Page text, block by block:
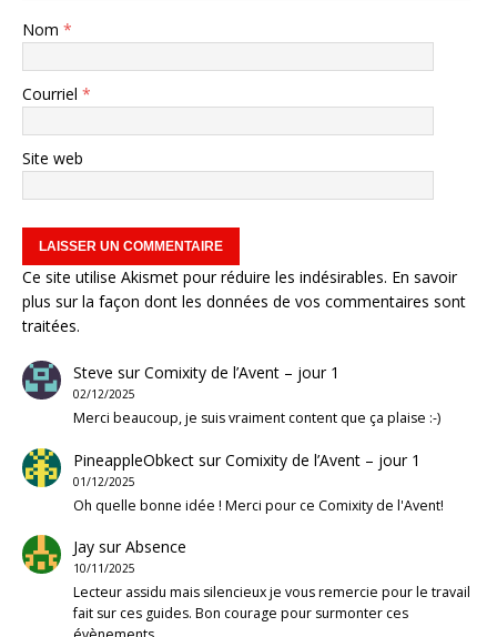
Nom *
Courriel *
Site web
Ce site utilise Akismet pour réduire les indésirables. En savoir
plus sur la façon dont les données de vos commentaires sont
traitées.
Steve surComixity de l’Avent – jour 1
02/12/2025
Merci beaucoup, je suis vraiment content que ça plaise :-)
PineappleObkectsurComixity de l’Avent – jour 1
01/12/2025
Oh quelle bonne idée ! Merci pour ce Comixity de l'Avent!
JaysurAbsence
10/11/2025
Lecteur assidu mais silencieux je vous remercie pour le travail
fait sur ces guides. Bon courage pour surmonter ces